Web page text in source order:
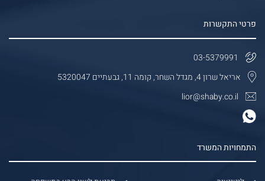
התמחויות המשרד
פרטי התקשרות
03-5379991
אריאל שרון 4, מגדל השחר, קומה 11, גבעתיים 5320047
lior@shaby.co.il